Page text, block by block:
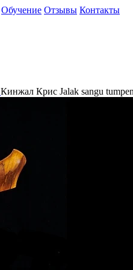
Обучение Отзывы Контакты
Кинжал Крис Jalak sangu